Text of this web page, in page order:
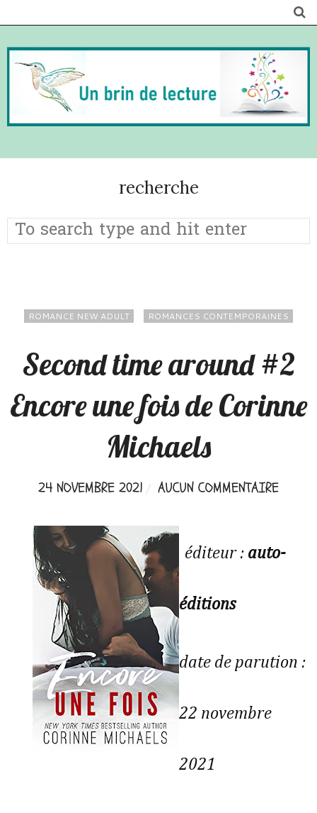
recherche
ROMANCE NEW ADULT ROMANCES CONTEMPORAINES
Second time around #2
Encore une fois de Corinne
Michaels
24 NOVEMBRE 2021 AUCUN COMMENTAIRE
éditeur : auto-
éditions
date de parution :
22 novembre
2021